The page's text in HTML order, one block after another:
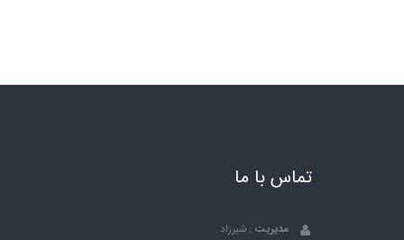
تماس با ما
مدیریت : شیرزاد